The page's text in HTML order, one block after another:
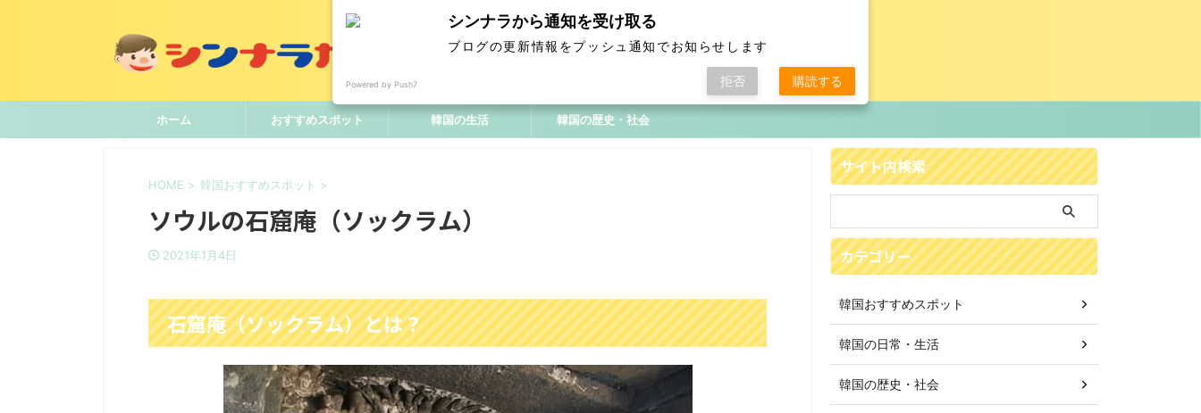
ホーム おすすめスポット 韓国の生活 韓国の歴史・社会
HOME > 韓国おすすめスポット >
ソウルの石窟庵（ソックラム）
2021年1月4日
石窟庵（ソックラム）とは？
サイト内検索
カテゴリー
韓国おすすめスポット
韓国の日常・生活
韓国の歴史・社会
シンナラから通知を受け取る
ブログの更新情報をプッシュ通知でお知らせします
Powered by Push7 拒否 購読する